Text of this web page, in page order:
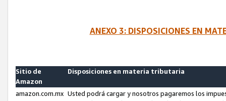
ANEXO 3: DISPOSICIONES EN
Sitio de
Amazon
Disposiciones en materia tributaria
amazon.com.mx Usted podrá cargar y nosotros pagaremos los